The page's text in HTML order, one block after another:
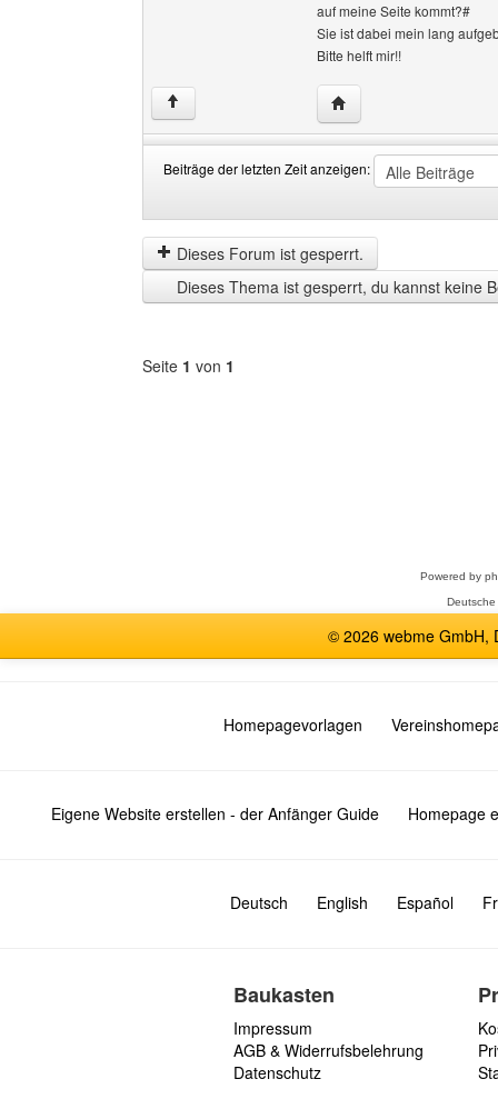
auf meine Seite kommt?#
Sie ist dabei mein lang
Bitte helft mir!!
↑ Website dieses
Beiträge der letzten Zeit anzeigen:
der
letzten
Zeit
anzeigen
by
Dieses Forum ist gesperrt.
Dieses Thema ist gesperrt, du kannst keine
Seite 1 von 1
Powered by
© 2026 webme GmbH,
Homepagevorlagen
Eigene Website erstellen - der Anfänger Guide Homepage
Deutsch English Español
Baukasten
Impressum
AGB & Widerrufsbelehrung
Datenschutz